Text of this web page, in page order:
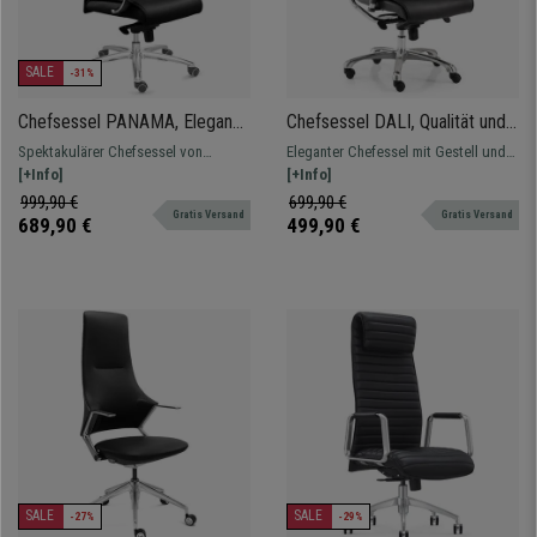
SALE -31%
Chefsessel PANAMA, Eleganz
und Komfort, robust und
hochwertig, Echtleder, Farbe
Schwarz
Spektakulärer Chefsessel von
höchster Qualität, besonders
komfortabel und elegant, in
Echtleder.
[+Info]
999,90 €
689,90 € Gratis Versand
Chefsessel DALI, Qualität und
Design, Synchronmechanik,
Leder, Farbe Schwarz
Eleganter Chefessel mit Gestell und
Fußkreuz aus verchromtem Stahl,
hochwertiger und atmungsaktiver
Lederbezug.
[+Info]
699,90 €
499,90 € Gratis Versand
SALE -27% SALE -29%